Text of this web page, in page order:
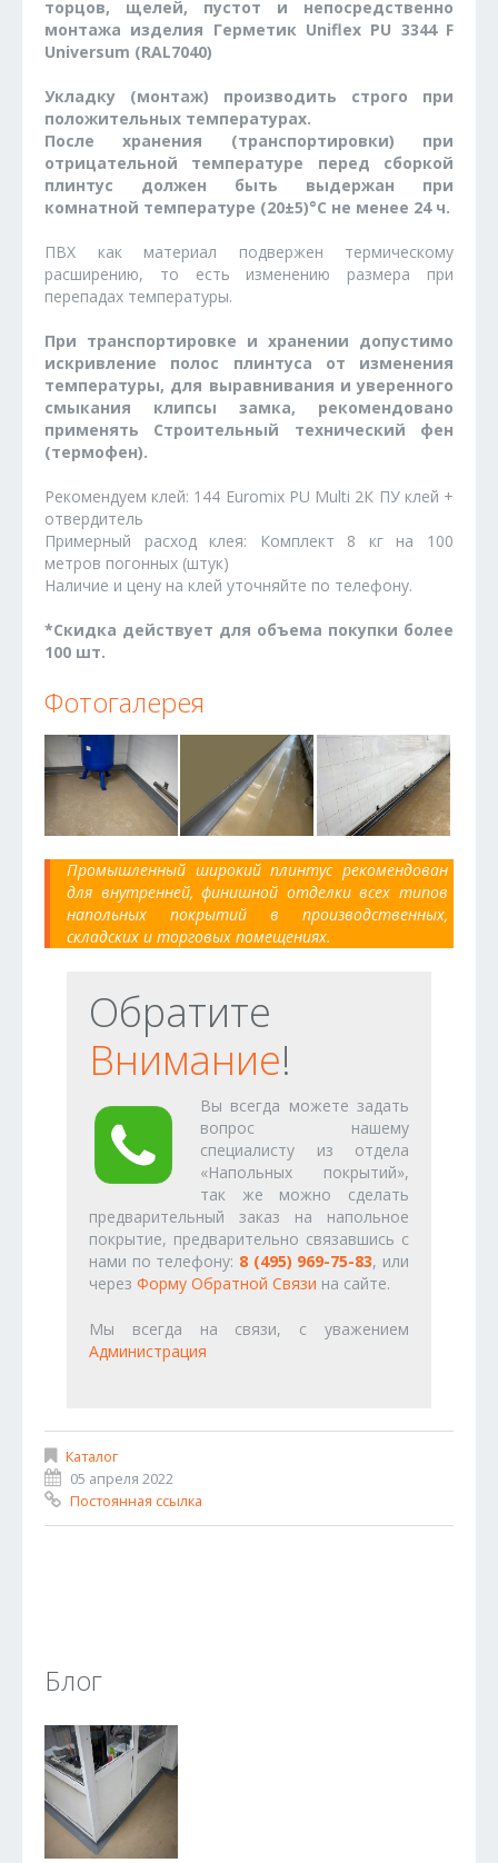
торцов, щелей, пустот и непосредственно
монтажа изделия Герметик Uniflex PU 3344 F
Universum (RAL7040)
Укладку (монтаж) производить строго при
положительных температурах.
После хранения (транспортировки) при
отрицательной температуре перед сборкой
плинтус должен быть выдержан при
комнатной температуре (20±5)°С не менее 24 ч.
ПВХ как материал подвержен термическому
расширению, то есть изменению размера при
перепадах температуры.
При транспортировке и хранении допустимо
искривление полос плинтуса от изменения
температуры, для выравнивания и уверенного
смыкания клипсы замка, рекомендовано
применять Строительный технический фен
(термофен).
Рекомендуем клей: 144 Euromix PU Multi 2К ПУ клей +
отвердитель
Примерный расход клея: Комплект 8 кг на 100
метров погонных (штук)
Наличие и цену на клей уточняйте по телефону.
*Скидка действует для объема покупки более
100 шт.
Фотогалерея
Промышленный широкий плинтус рекомендован
для внутренней, финишной отделки всех типов
напольных покрытий в производственных,
складских и торговых помещениях.
Обратите
Внимание!
Вы всегда можете задать
вопрос нашему
специалисту из отдела
«Напольных покрытий»,
так же можно сделать
предварительный заказ на напольное
покрытие, предварительно связавшись с
нами по телефону: 8 (495) 969-75-83, или
через Форму Обратной Связи на сайте.
Мы всегда на связи, с уважением
Администрация
Каталог
05 апреля 2022
Постоянная ссылка
Блог